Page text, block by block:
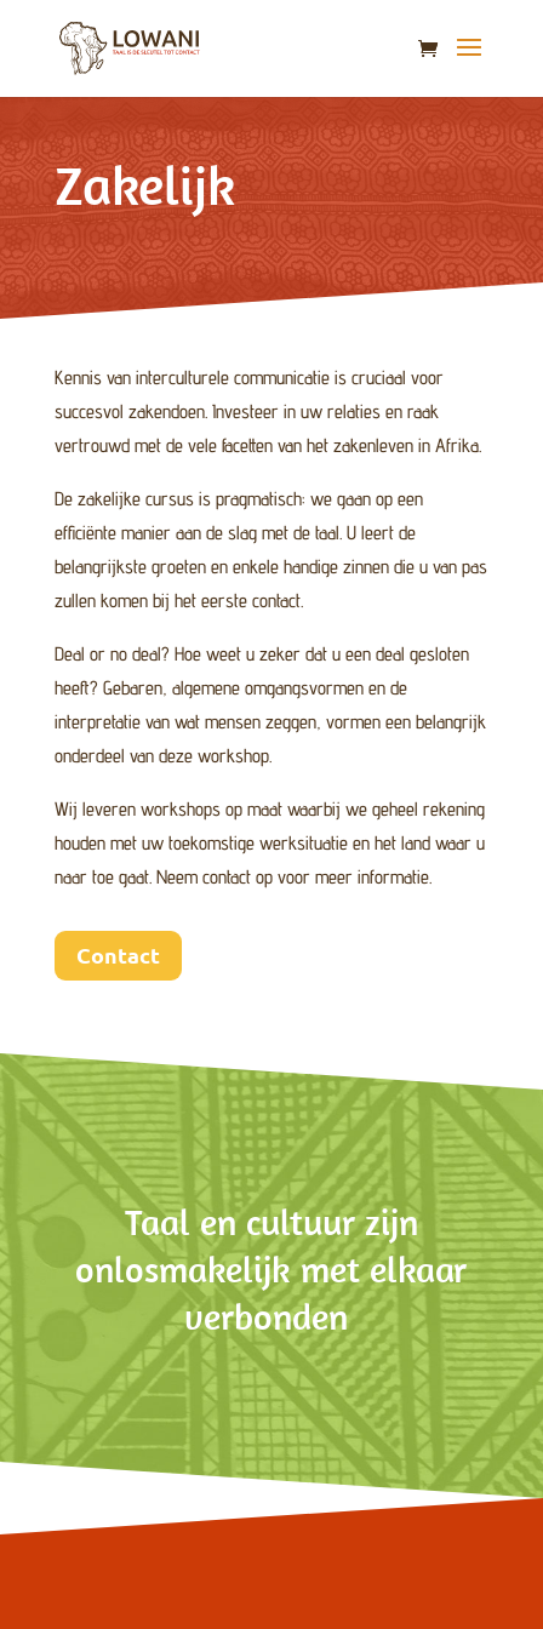
Zakelijk
Kennis van interculturele communicatie is cruciaal voor
succesvol zakendoen. Investeer in uw relaties en raak
vertrouwd met de vele facetten van het zakenleven in Afrika.
De zakelijke cursus is pragmatisch: we gaan op een
efficiënte manier aan de slag met de taal. U leert de
belangrijkste groeten en enkele handige zinnen die u van pas
zullen komen bij het eerste contact.
Deal or no deal? Hoe weet u zeker dat u een deal gesloten
heeft? Gebaren, algemene omgangsvormen en de
interpretatie van wat mensen zeggen, vormen een belangrijk
onderdeel van deze workshop.
Wij leveren workshops op maat waarbij we geheel rekening
houden met uw toekomstige werksituatie en het land waar u
naar toe gaat. Neem contact op voor meer informatie.
Contact
Taal en cultuur zijn
onlosmakelijk met elkaar
verbonden